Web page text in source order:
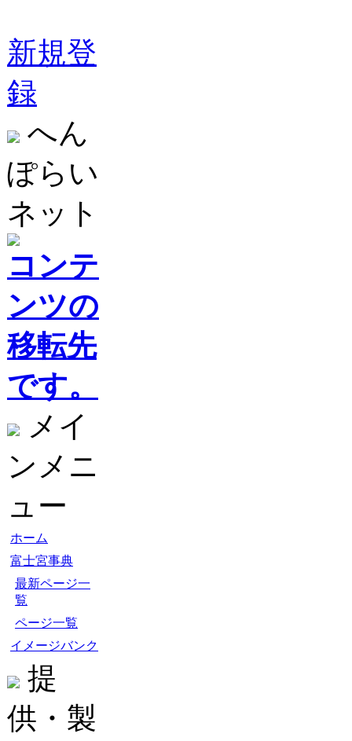
新規登
録
へん
ぽらい
ネット
コンテ
ンツの
移転先
です。
メイ
ンメニ
ュー
ホーム
富士宮事典
最新ページ一
覧
ページ一覧
イメージバンク
提
供・製